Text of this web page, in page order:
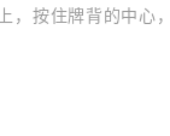
，按住牌背的中心